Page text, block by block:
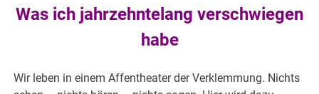
Was ich jahrzehntelang verschwiegen
habe
Wir leben in einem Affentheater der Verklemmung. Nichts